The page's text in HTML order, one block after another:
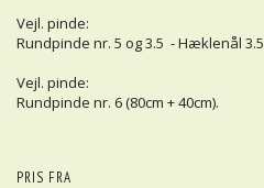
Vejl. pinde:
Rundpinde nr. 5 og 3.5 - Hæklenål 3.5
Vejl. pinde:
Rundpinde nr. 6 (80cm + 40cm).
PRIS FRA